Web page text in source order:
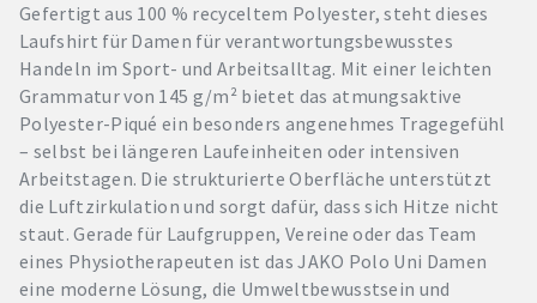
Gefertigt aus 100 % recyceltem Polyester, steht dieses
Laufshirt für Damen für verantwortungsbewusstes
Handeln im Sport- und Arbeitsalltag. Mit einer leichten
Grammatur von 145 g/m² bietet das atmungsaktive
Polyester-Piqué ein besonders angenehmes Tragegefühl
– selbst bei längeren Laufeinheiten oder intensiven
Arbeitstagen. Die strukturierte Oberfläche unterstützt
die Luftzirkulation und sorgt dafür, dass sich Hitze nicht
staut. Gerade für Laufgruppen, Vereine oder das Team
eines Physiotherapeuten ist das JAKO Polo Uni Damen
eine moderne Lösung, die Umweltbewusstsein und